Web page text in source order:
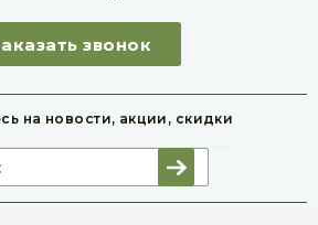
звонок
на новости, акции, скидки